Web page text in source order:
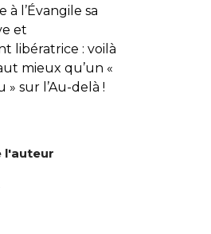
à l’Évangile sa
et
libératrice : voilà
mieux qu’un «
» sur l’Au-delà !
l'auteur